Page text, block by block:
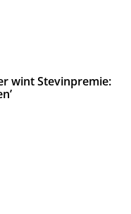
wint Stevinpremie: